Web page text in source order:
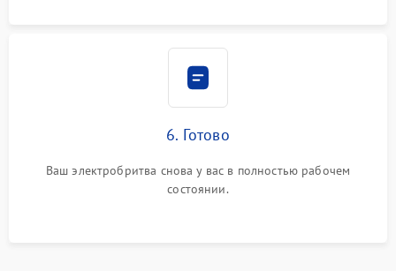
6. Готово
Ваш электробритва снова у вас в полностью рабочем
состоянии.